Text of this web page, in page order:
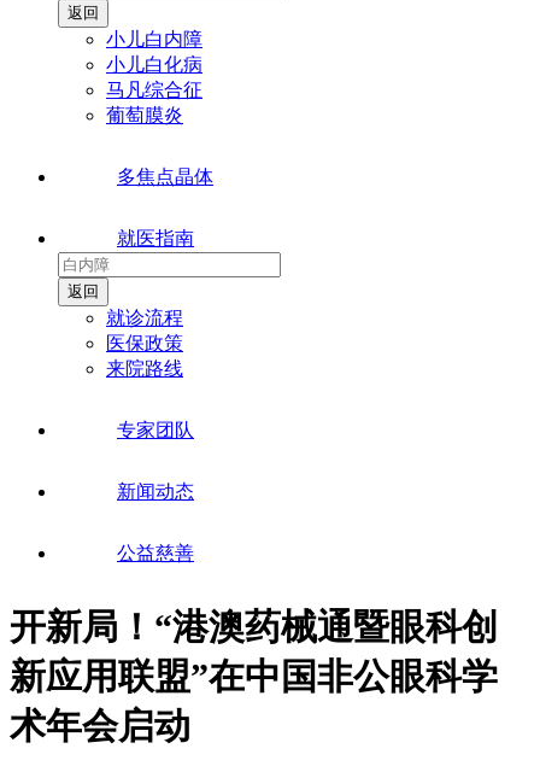
小儿白内障
小儿白化病
马凡综合征
葡萄膜炎
多焦点晶体
就医指南
就诊流程
医保政策
来院路线
专家团队
新闻动态
公益慈善
开新局！“港澳药械通暨眼科创
新应用联盟”在中国非公眼科学
术年会启动